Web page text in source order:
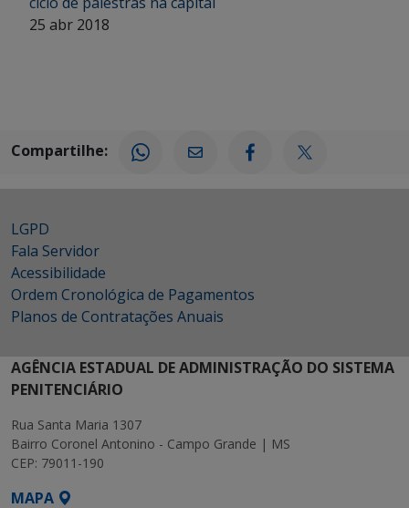
25 abr 2018
Compartilhe:
LGPD
Fala Servidor
Acessibilidade
Ordem Cronológica de Pagamentos
Planos de Contratações Anuais
AGÊNCIA ESTADUAL DE ADMINISTRAÇÃO DO SISTEMA
PENITENCIÁRIO
Rua Santa Maria 1307
Bairro Coronel Antonino - Campo Grande | MS
CEP: 79011-190
MAPA